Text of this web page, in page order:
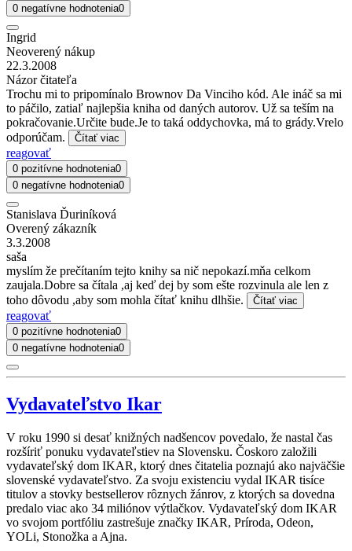
0 negatívne hodnotenia0
Ingrid
Neoverený nákup
22.3.2008
Názor čitateľa
Trochu mi to pripomínalo Brownov Da Vinciho kód. Ale ináč sa mi
to páčilo, zatiaľ najlepšia kniha od daných autorov. Už sa teším na
pokračovanie.Určite bude.Je to taká oddychovka, má to grády.Vrelo
odporúčam.
Čítať viac
reagovať
0 pozitívne hodnotenia0
0 negatívne hodnotenia0
Stanislava Ďuriníková
Overený zákazník
3.3.2008
saša
myslím že prečítaním tejto knihy sa nič nepokazí.mňa celkom
zaujala.Dobre sa čítala ,aj keď dej by som ešte rozvinula ale len z
toho dôvodu ,aby som mohla čítať knihu dlhšie.
Čítať viac
reagovať
0 pozitívne hodnotenia0
0 negatívne hodnotenia0
Vydavateľstvo Ikar
V roku 1990 si desať knižných nadšencov povedalo, že nastal čas
rozšíriť ponuku vydavateľstiev na Slovensku. Čoskoro založili
vydavateľský dom IKAR, ktorý dnes čitatelia poznajú ako najväčšie
slovenské vydavateľstvo. Za svoju existenciu vydal IKAR tisíce
titulov a stovky bestsellerov rôznych žánrov, z ktorých sa dovedna
predalo viac ako 34 miliónov výtlačkov. Vydavateľský dom IKAR
vo svojom portfóliu zastrešuje značky IKAR, Príroda, Odeon,
YOLi, Stonožka a Ajna.